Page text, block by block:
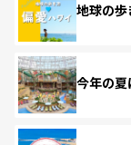
地球の
今年の夏